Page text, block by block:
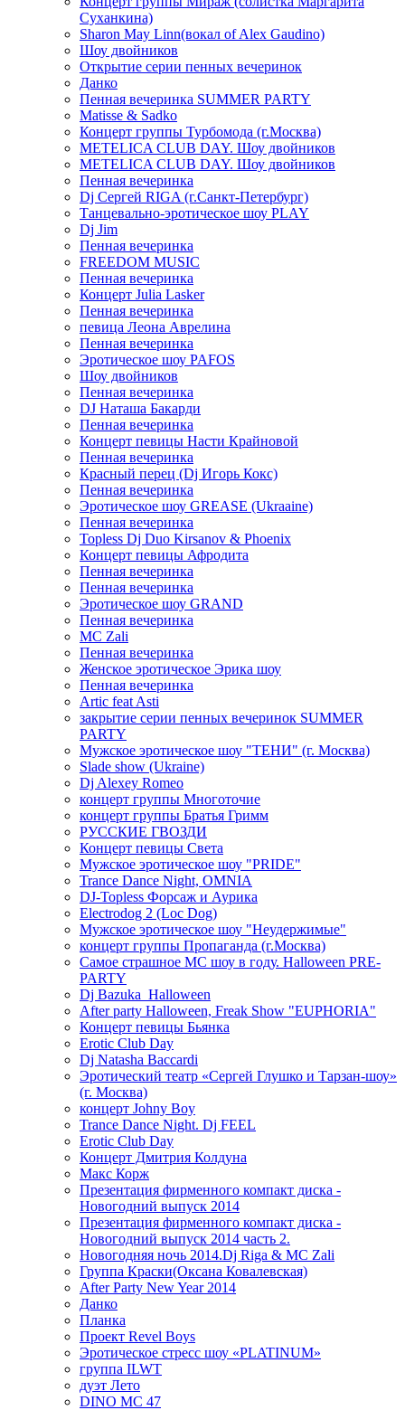
Суханкина)
Sharon May Linn(вокал of Alex Gaudino)
Шоу двойников
Открытие серии пенных вечеринок
Данко
Пенная вечеринка SUMMER PARTY
Matisse & Sadko
Концерт группы Турбомода (г.Москва)
METELICA CLUB DAY. Шоу двойников
METELICA CLUB DAY. Шоу двойников
Пенная вечеринка
Dj Сергей RIGA (г.Санкт-Петербург)
Танцевально-эротическое шоу PLAY
Dj Jim
Пенная вечеринка
FREEDOM MUSIC
Пенная вечеринка
Концерт Julia Lasker
Пенная вечеринка
певица Леона Аврелина
Пенная вечеринка
Эротическое шоу PAFOS
Шоу двойников
Пенная вечеринка
DJ Наташа Бакарди
Пенная вечеринка
Концерт певицы Насти Крайновой
Пенная вечеринка
Красный перец (Dj Игорь Кокс)
Пенная вечеринка
Эротическое шоу GREASE (Ukraaine)
Пенная вечеринка
Topless Dj Duo Kirsanov & Phoenix
Концерт певицы Афродита
Пенная вечеринка
Пенная вечеринка
Эротическое шоу GRAND
Пенная вечеринка
MC Zali
Пенная вечеринка
Женское эротическое Эрика шоу
Пенная вечеринка
Artic feat Asti
закрытие серии пенных вечеринок SUMMER
PARTY
Мужское эротическое шоу "ТЕНИ" (г. Москва)
Slade show (Ukraine)
Dj Alexey Romeo
концерт группы Многоточие
концерт группы Братья Гримм
РУССКИЕ ГВОЗДИ
Концерт певицы Света
Мужское эротическое шоу "PRIDE"
Trance Dance Night, OMNIA
DJ-Topless Форсаж и Аурика
Electrodog 2 (Loc Dog)
Мужское эротическое шоу "Неудержимые"
концерт группы Пропаганда (г.Москва)
Самое страшное МС шоу в году. Halloween PRE-
PARTY
Dj Bazuka_Halloween
After party Halloween, Freak Show "EUPHORIA"
Концерт певицы Бьянка
Erotic Club Day
Dj Natasha Baccardi
Эротический театр «Сергей Глушко и Тарзан-шоу»
(г. Москва)
концерт Johny Boy
Trance Dance Night. Dj FEEL
Erotic Club Day
Концерт Дмитрия Колдуна
Макс Корж
Презентация фирменного компакт диска -
Новогодний выпуск 2014
Презентация фирменного компакт диска -
Новогодний выпуск 2014 часть 2.
Новогодняя ночь 2014.Dj Riga & MC Zali
Группа Краски(Оксана Ковалевская)
After Party New Year 2014
Данко
Планка
Проект Revel Boys
Эротическое стресс шоу «PLATINUM»
группа ILWT
дуэт Лето
DINO MC 47